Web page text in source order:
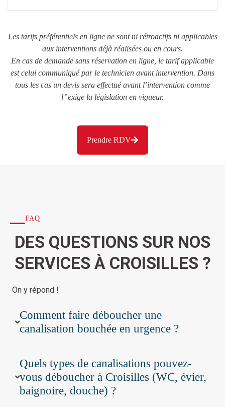
Les tarifs préférentiels en ligne ne sont ni rétroactifs ni applicables
aux interventions déjà réalisées ou en cours.
En cas de demande sans réservation en ligne, le tarif applicable
est celui communiqué par le technicien avant intervention. Dans
tous les cas un devis sera effectué avant l’intervention comme
l”exige la législation en vigueur.
Prendre RDV
FAQ
DES QUESTIONS SUR NOS
SERVICES À CROISILLES ?
On y répond !
Comment faire déboucher une
canalisation bouchée en urgence ?
Quels types de canalisations pouvez-
vous déboucher à Croisilles (WC, évier,
baignoire, douche) ?